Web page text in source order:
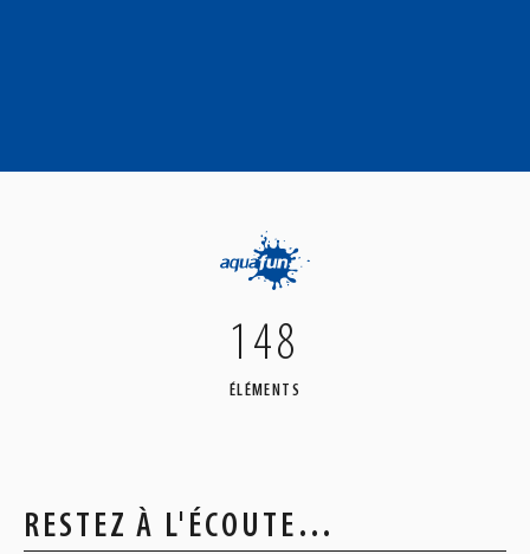
148
ÉLÉMENTS
RESTEZ À L'ÉCOUTE…